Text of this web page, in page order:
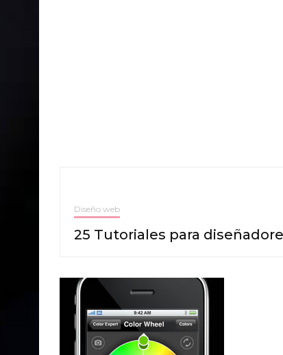
Diseño web
25 Tutoriales para